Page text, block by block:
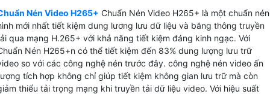
giúp giảm dung lượng file video mà vẫn duy trì chất
hình ảnh cao.
Chuẩn nén video H.265+ Dahua có thể lưu trữ video dài
một cách tiết kiệm với dung lượng nhỏ gọn hơn so với
chuẩn nén truyền thống. Đồng thời, chất lượng hình ảnh
giữ nguyên, không bị giảm sút khi nén.
Nén Video H265+ Chuẩn Nén Video H265+ là một chuẩn nén
mới nhất tiết kiệm dung lương lưu dữ liệu và băng thông truyền
qua mạng H.265+ với khả năng tiết kiệm đáng kinh ngạc. Với
Nén H265+n có thể tiết kiệm đến 83% dung lượng lưu trữ
so với các công nghệ nén trước đây. công nghệ nén video ấn
tích hợp không chỉ giúp tiết kiệm không gian lưu trữ mà còn
thiểu tải trọng mạng khi truyền tải dữ liệu video. Với hiệu suất